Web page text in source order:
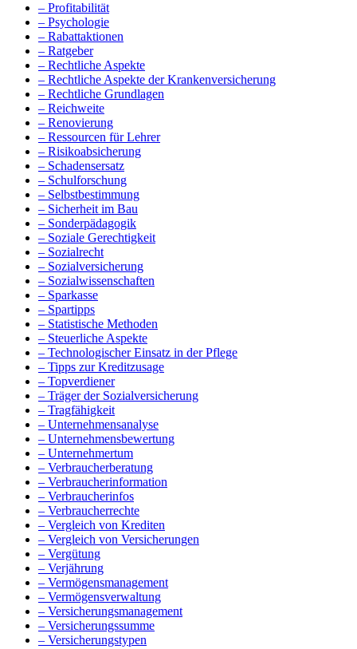
– Profitabilität
– Psychologie
– Rabattaktionen
– Ratgeber
– Rechtliche Aspekte
– Rechtliche Aspekte der Krankenversicherung
– Rechtliche Grundlagen
– Reichweite
– Renovierung
– Ressourcen für Lehrer
– Risikoabsicherung
– Schadensersatz
– Schulforschung
– Selbstbestimmung
– Sicherheit im Bau
– Sonderpädagogik
– Soziale Gerechtigkeit
– Sozialrecht
– Sozialversicherung
– Sozialwissenschaften
– Sparkasse
– Spartipps
– Statistische Methoden
– Steuerliche Aspekte
– Technologischer Einsatz in der Pflege
– Tipps zur Kreditzusage
– Topverdiener
– Träger der Sozialversicherung
– Tragfähigkeit
– Unternehmensanalyse
– Unternehmensbewertung
– Unternehmertum
– Verbraucherberatung
– Verbraucherinformation
– Verbraucherinfos
– Verbraucherrechte
– Vergleich von Krediten
– Vergleich von Versicherungen
– Vergütung
– Verjährung
– Vermögensmanagement
– Vermögensverwaltung
– Versicherungsmanagement
– Versicherungssumme
– Versicherungstypen